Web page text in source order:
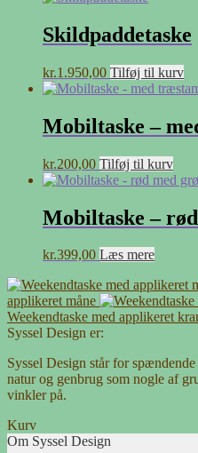
Skildpaddetaske
kr.1.950,00 Tilføj til kurv
Mobiltaske –
kr.200,00 Tilføj til kurv
Mobiltaske –
kr.399,00 Læs mere
applikeret måne
Weekendtaske med applikeret
Syssel Design er:
Syssel Design står for
natur og genbrug som nogle af
vinkler på.
Kurv
Om Syssel Design